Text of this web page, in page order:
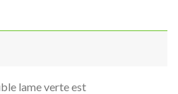
lame verte est